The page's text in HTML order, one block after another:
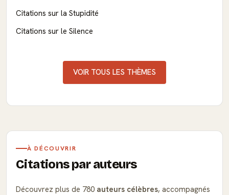
Citations sur la Stupidité
Citations sur le Silence
VOIR TOUS LES THÈMES
À DÉCOUVRIR
Citations par auteurs
Découvrez plus de 780 auteurs célèbres, accompagnés